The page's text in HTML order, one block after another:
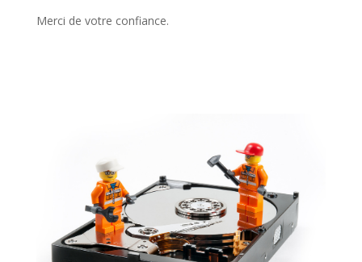
Merci de votre confiance.